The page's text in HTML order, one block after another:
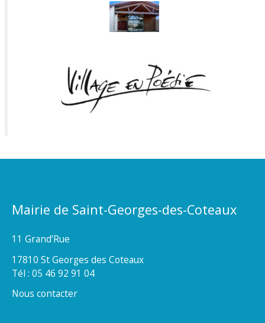
Mairie de Saint-Georges-des-Coteaux
11 Grand’Rue
17810 St Georges des Coteaux
Tél : 05 46 92 91 04
Nous contacter